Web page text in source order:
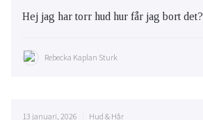
Hej jag har torr hud hur får jag bort det?
Rebecka Kaplan Sturk
13 januari, 2026 Hud & Hår